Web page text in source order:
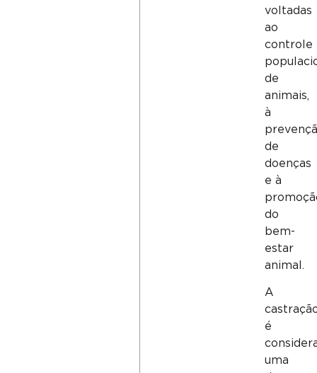
voltadas
ao
controle
de
animais,
à
de
doenças
e à
do
bem-
estar
animal.
A
é
uma